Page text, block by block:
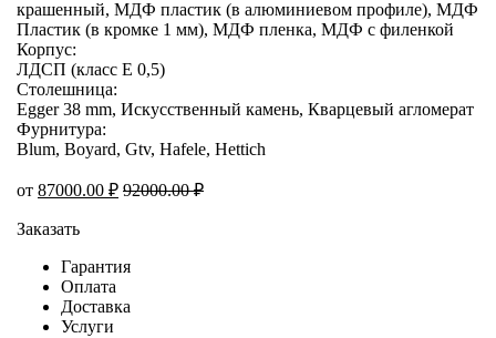
крашенный, МДФ пластик (в алюминиевом профиле), МДФ
Пластик (в кромке 1 мм), МДФ пленка, МДФ с филенкой
Корпус:
ЛДСП (класс E 0,5)
Столешница:
Egger 38 mm, Искусственный камень, Кварцевый агломерат
Фурнитура:
Blum, Boyard, Gtv, Hafele, Hettich
от 87000.00 ₽ 92000.00₽
Заказать
Гарантия
Оплата
Доставка
Услуги